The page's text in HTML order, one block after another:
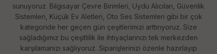
sunuyoruz. Bilgisayar Çevre Birimleri, Uydu Alıcıları, Güvenlik
Sistemleri, Küçük Ev Aletleri, Oto Ses Sistemleri gibi bir çok
kategoride her geçen gün çeşitlerimizi arttırıyoruz. Size
sağladığımız bu çeşitlilik ile ihtiyaçlarınızı tek merkezden
karşılamanızı sağlıyoruz. Siparişlerinizi özenle hazırlayıp